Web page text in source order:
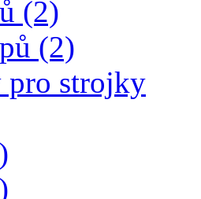
(2)
(2)
pro strojky